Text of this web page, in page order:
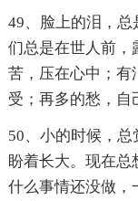
49、脸上的泪，
们总是在世人前，
苦，压在心中；有
受；再多的愁，自
50、小的时候，
盼着长大。现在
什么事情还没做，